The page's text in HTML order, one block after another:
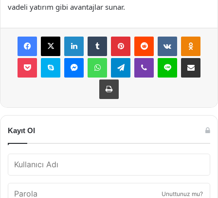
vadeli yatırım gibi avantajlar sunar.
Facebook
X LinkedInTumblr PinterestReddit VKontakte
Pocket Skype MessengerWhatsAppTelegramViber Line E-Posta ile
Yazdır
Kayıt Ol
Unuttunuz mu?